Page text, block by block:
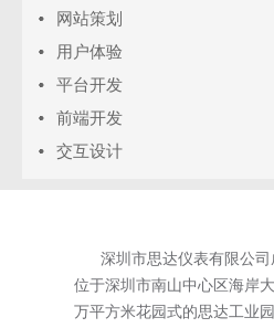
网站策划
用户体验
平台开发
前端开发
交互设计
深圳市思达仪表有限公司
位于深圳市南山中心区海岸
万平方米花园式的思达工业